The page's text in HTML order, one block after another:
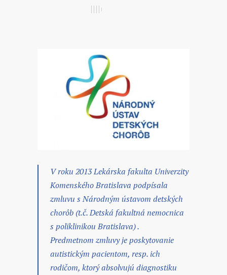
2
V roku 2013 Lekárska fakulta Univerzity
Komenského Bratislava podpísala
zmluvu s Národným ústavom detských
chorôb (t.č. Detská fakultná nemocnica
s poliklinikou Bratislava) .
Predmetnom zmluvy je poskytovanie
autistickým pacientom, resp. ich
rodičom, ktorý absolvujú diagnostiku